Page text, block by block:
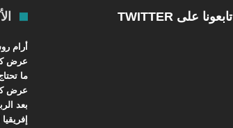
تابعونا على TWITTER
أرام
ما
عرض
بعد